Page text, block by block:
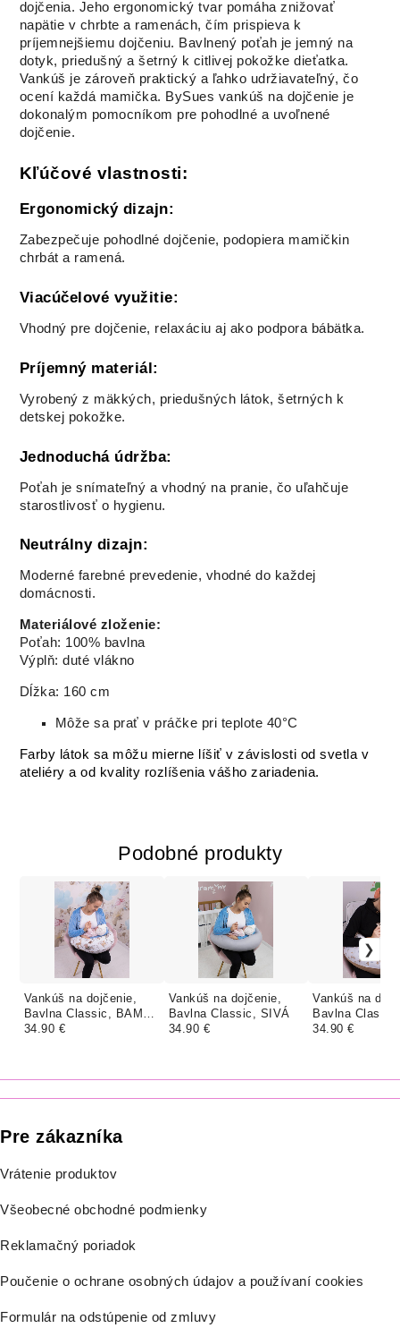
Vankúš na
dojčenie,
Bavlna Classic,
MACKO
Vankúš na
dojčenie, Wafle
ORIEŠKOVÁ
Vankúš na
dojčenie, Wafle
RUŽOVÁ
Vankúš na
dojčenie,
mušelín
SRDIEČKA
SVETLÉ
PIVONKY
mušelín BEIGE
RUŽIČKY
dojčenia. Jeho ergonomický tvar pomáha znižovať
napätie v chrbte a ramenách, čím prispieva k
príjemnejšiemu dojčeniu. Bavlnený poťah je jemný na
dotyk, priedušný a šetrný k citlivej pokožke dieťatka.
Vankúš je zároveň praktický a ľahko udržiavateľný, čo
ocení každá mamička. BySues vankúš na dojčenie je
dokonalým pomocníkom pre pohodlné a uvoľnené
dojčenie.
Kľúčové vlastnosti:
Ergonomický dizajn:
Zabezpečuje pohodlné dojčenie, podopiera mamičkin
chrbát a ramená.
Viacúčelové využitie:
Vhodný pre dojčenie, relaxáciu aj ako podpora bábätka.
Príjemný materiál:
Vyrobený z mäkkých, priedušných látok, šetrných k
detskej pokožke.
Jednoduchá údržba:
Poťah je snímateľný a vhodný na pranie, čo uľahčuje
starostlivosť o hygienu.
Neutrálny dizajn:
Moderné farebné prevedenie, vhodné do každej
domácnosti.
Materiálové zloženie:
Poťah: 100% bavlna
Výplň: duté vlákno
Dĺžka: 160 cm
Môže sa prať v práčke pri teplote 40°C
Farby látok sa môžu mierne líšiť v závislosti od svetla v
ateliéry a od kvality rozlíšenia vášho zariadenia.
Podobné produkty
Vankúš na dojčenie,
Bavlna Classic, BAMBI
S KAMARÁTMI
34.90 €
Vankúš na dojčenie,
Bavlna Classic, SIVÁ
34.90 €
Vankúš na
Bavlna Classic,
SAHARA
34.90 €
Pre zákazníka
Vrátenie produktov
Všeobecné obchodné podmienky
Reklamačný poriadok
Poučenie o ochrane osobných údajov a používaní cookies
Formulár na odstúpenie od zmluvy